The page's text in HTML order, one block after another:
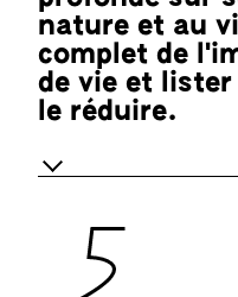
nature et au
complet de
de vie et
le réduire.